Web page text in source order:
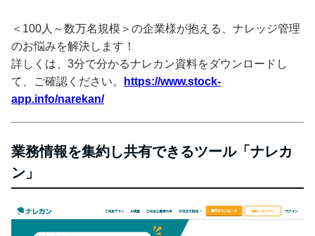
＜100人～数万名規模＞の企業様が抱える、ナレッジ管理
のお悩みを解決します！
詳しくは、3分で分かるナレカン資料をダウンロードし
て、ご確認ください。
https://www.stock-
app.info/narekan/
業務情報を集約し共有できるツール「ナレカ
ン」